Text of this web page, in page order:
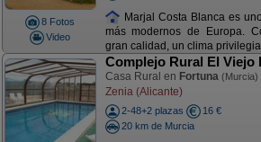
8 Fotos
Video
Marjal Costa Blanca es
más modernos de Europa.
gran calidad, un clima
Complejo Rural El Viejo
Casa Rural en Fortuna (Murcia)
Zenia (Alicante)
2-48+2 plazas
16 €
20 km de Murcia